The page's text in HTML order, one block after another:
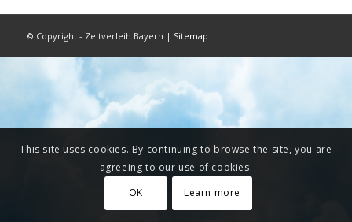
© Copyright - Zeltverleih Bayern | Sitemap
This site uses cookies. By continuing to browse the site, you are
agreeing to our use of cookies.
OK
Learn more